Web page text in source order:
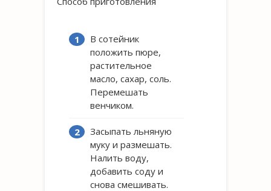
В сотейник
положить пюре,
растительное
масло, сахар, соль.
Перемешать
венчиком.
Засыпать льняную
муку и размешать.
Налить воду,
добавить соду и
снова смешивать.